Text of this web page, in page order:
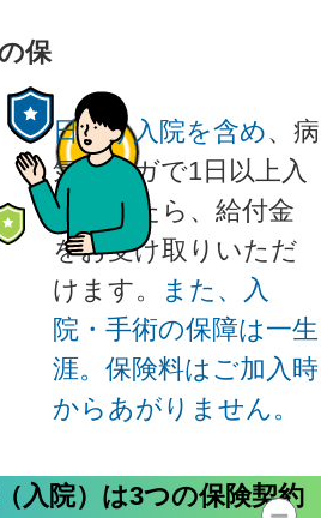
保
日帰り入院を含め、病
気・ケガで1日以上入
院されたら、給付金
をお受け取りいただ
けます。
また、入
院・手術の保障は一生
涯。保険料はご加入時
からあがりません。
入院）は3つの保険契約